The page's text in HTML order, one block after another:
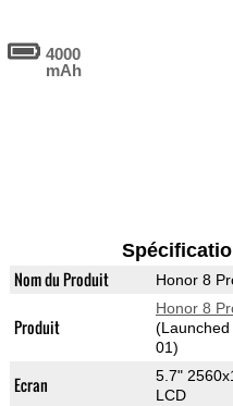
4000
mAh
Nom du Produit Honor 8
Produit
Honor 8
01)
Ecran
5.7"
LCD